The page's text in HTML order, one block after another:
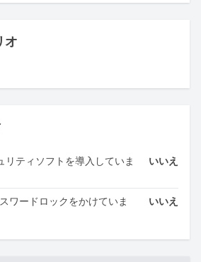
オ
リティソフトを導入していま
いいえ
ワードロックをかけていま
いいえ